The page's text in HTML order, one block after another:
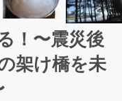
！〜震災後
架け橋を未